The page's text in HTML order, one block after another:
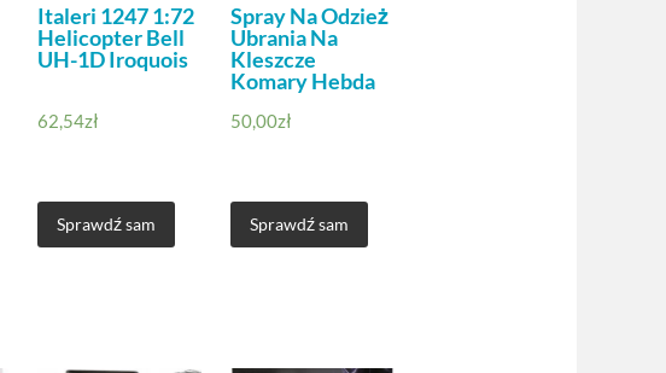
Italeri 1247 1:72
Helicopter Bell
UH-1D Iroquois
62,54zł
Sprawdź sam
Spray Na Odzież
Ubrania Na
Kleszcze
Komary Hebda
50,00zł
Sprawdź sam